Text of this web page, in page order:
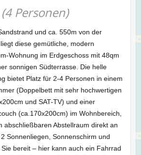
(4 Personen)
und ca. 550m von der
diese gemütliche, modern
Wohnung im Erdgeschoss mit 48qm
sonnigen Südterrasse. Die helle
bietet Platz für 2-4 Personen in einem
(Doppelbett mit sehr hochwertigen
und SAT-TV) und einer
(ca.170x200cm) im Wohnbereich,
abschließbaren Abstellraum direkt an
Sonnenliegen, Sonnenschirm und
bereit – hier kann auch ein Fahrrad